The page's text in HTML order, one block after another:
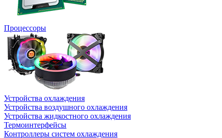
Процессоры
Устройства охлаждения
Устройства воздушного охлаждения
Устройства жидкостного охлаждения
Термоинтерфейсы
Контроллеры систем охлаждения